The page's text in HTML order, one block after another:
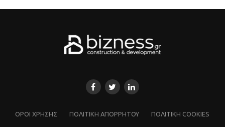
ΌΡΟΙ ΧΡΗΣΗΣ ΠΟΛΙΤΙΚΗ ΑΠΟΡΡΗΤΟΥ ΠΟΛΙΤΙΚΗ COOKIES